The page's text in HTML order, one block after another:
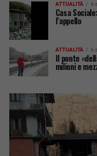
ATTUALITÀ 6
Casa
l’appello
ATTUALITÀ 6
Il ponte
milioni e